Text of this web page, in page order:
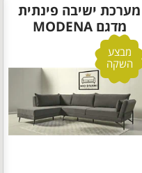
מערכת ישיבה פינתית
מדגם MODENA
מבצע
השקה